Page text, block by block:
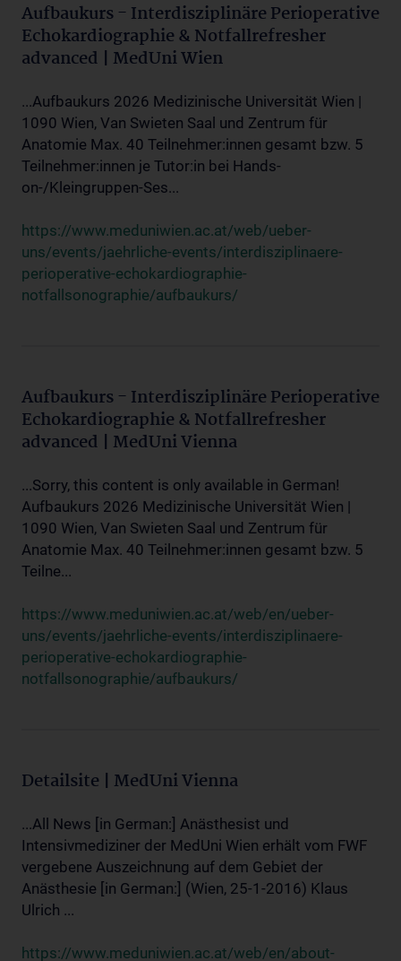
Aufbaukurs - Interdisziplinäre Perioperative
Echokardiographie & Notfallrefresher
advanced | MedUni Wien
...Aufbaukurs 2026 Medizinische Universität Wien |
1090 Wien, Van Swieten Saal und Zentrum für
Anatomie Max. 40 Teilnehmer:innen gesamt bzw. 5
Teilnehmer:innen je Tutor:in bei Hands-
on-/Kleingruppen-Ses...
https://www.meduniwien.ac.at/web/ueber-
uns/events/jaehrliche-events/interdisziplinaere-
perioperative-echokardiographie-
notfallsonographie/aufbaukurs/
Aufbaukurs - Interdisziplinäre Perioperative
Echokardiographie & Notfallrefresher
advanced | MedUni Vienna
...Sorry, this content is only available in German!
Aufbaukurs 2026 Medizinische Universität Wien |
1090 Wien, Van Swieten Saal und Zentrum für
Anatomie Max. 40 Teilnehmer:innen gesamt bzw. 5
Teilne...
https://www.meduniwien.ac.at/web/en/ueber-
uns/events/jaehrliche-events/interdisziplinaere-
perioperative-echokardiographie-
notfallsonographie/aufbaukurs/
Detailsite | MedUni Vienna
...All News [in German:] Anästhesist und
Intensivmediziner der MedUni Wien erhält vom FWF
vergebene Auszeichnung auf dem Gebiet der
Anästhesie [in German:] (Wien, 25-1-2016) Klaus
Ulrich ...
https://www.meduniwien.ac.at/web/en/about-